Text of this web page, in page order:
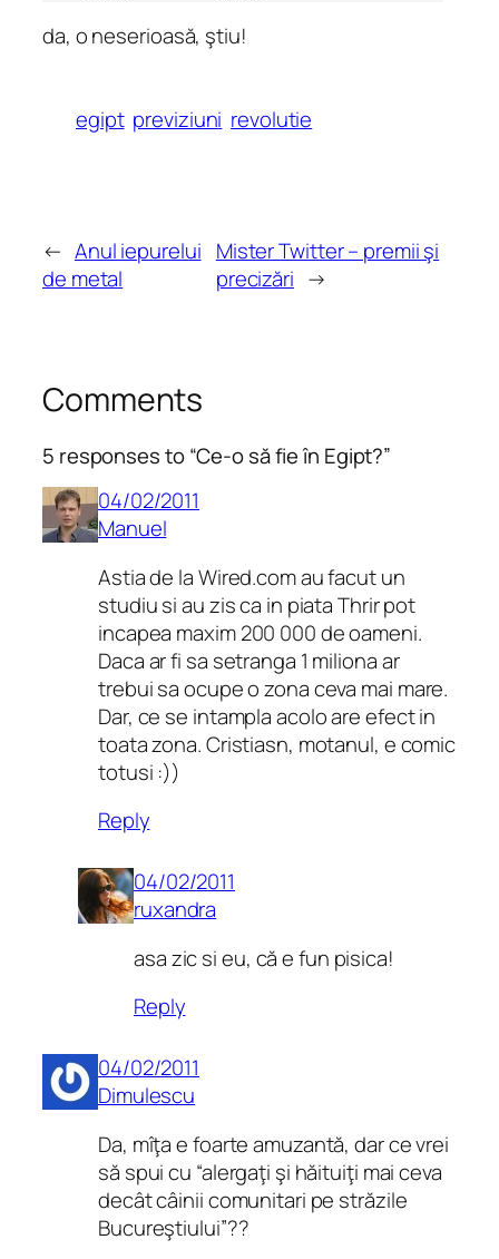
da, o neserioasă, ştiu!
egipt previziuni revolutie
← Anul iepurelui
de metal
Mister Twitter – premii şi
precizări →
Comments
5 responses to “Ce-o să fie în Egipt?”
04/02/2011
Manuel
Astia de la Wired.com au facut un
studiu si au zis ca in piata Thrir pot
incapea maxim 200 000 de oameni.
Daca ar fi sa setranga 1 miliona ar
trebui sa ocupe o zona ceva mai mare.
Dar, ce se intampla acolo are efect in
toata zona. Cristiasn, motanul, e comic
totusi :))
Reply
04/02/2011
ruxandra
asa zic si eu, că e fun pisica!
Reply
04/02/2011
Dimulescu
Da, mîţa e foarte amuzantă, dar ce vrei
să spui cu “alergaţi şi hăituiţi mai ceva
decât câinii comunitari pe străzile
Bucureştiului”??